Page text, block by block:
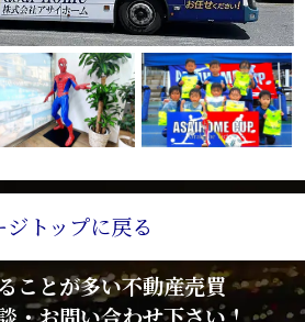
ジトップに戻る
ことが多い不動産売買
・お問い合わせ下さい！